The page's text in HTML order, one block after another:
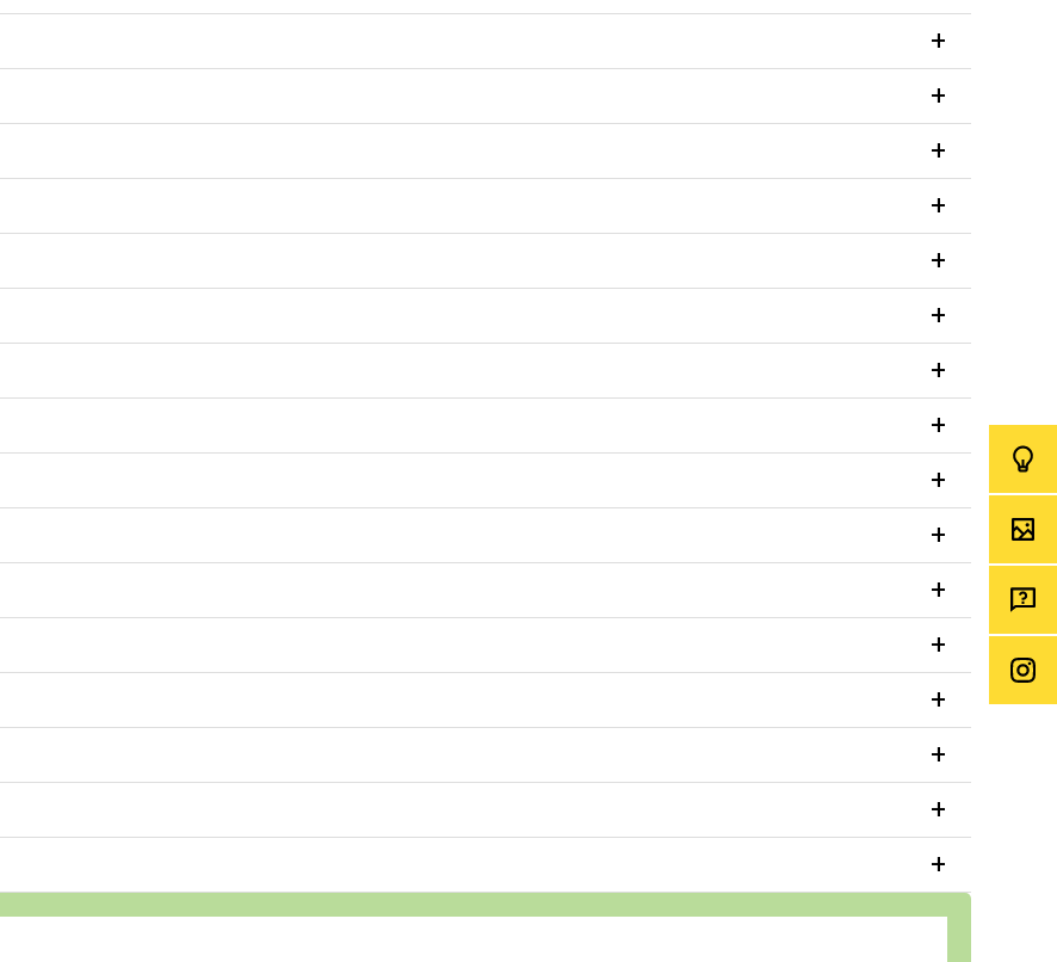
+
+
+
+
+
+
+
+
+
+
+
+
+
+
+
+